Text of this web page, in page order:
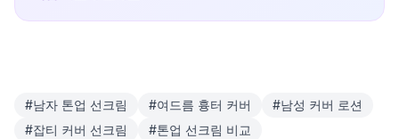
#남자 톤업 선크림 #여드름 흉터 커버 #남성 커버 로션
#잡티 커버 선크림 #톤업 선크림 비교